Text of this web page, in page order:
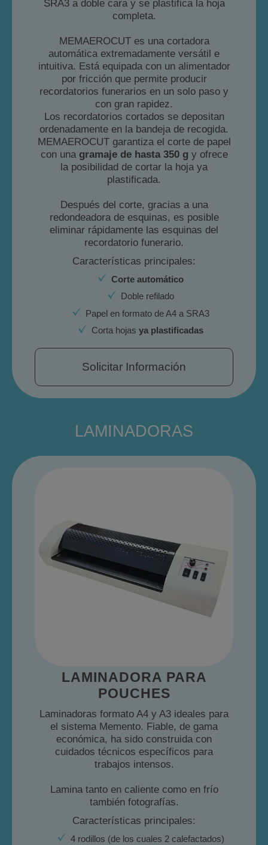
SRA3 a doble cara y se plastifica la hoja
completa.
MEMAEROCUT es una cortadora
automática extremadamente versátil e
intuitiva. Está equipada con un alimentador
por fricción que permite producir
recordatorios funerarios en un solo paso y
con gran rapidez.
Los recordatorios cortados se depositan
ordenadamente en la bandeja de recogida.
MEMAEROCUT garantiza el corte de papel
con una gramaje de hasta 350 g y ofrece
la posibilidad de cortar la hoja ya
plastificada.
Después del corte, gracias a una
redondeadora de esquinas, es posible
eliminar rápidamente las esquinas del
recordatorio funerario.
Características principales:
Corte automático
Doble refilado
Papel en formato de A4 a SRA3
Corta hojasya plastificadas
Solicitar Información
LAMINADORAS
LAMINADORA PARA
POUCHES
Laminadoras formato A4 y A3 ideales para
el sistema Memento. Fiable, de gama
económica, ha sido construida con
cuidados técnicos específicos para
trabajos intensos.
Lamina tanto en caliente como en frío
también fotografías.
Características principales:
4 rodillos (de los cuales 2 calefactados)